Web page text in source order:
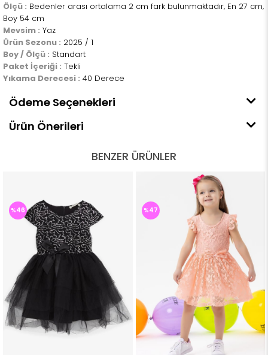
Ölçü : Bedenler arası ortalama 2 cm fark bulunmaktadır, En 27 cm,
Boy 54 cm
Mevsim : Yaz
Ürün Sezonu : 2025 / 1
Boy / Ölçü : Standart
Paket İçeriği : Tekli
Yıkama Derecesi : 40 Derece
Ödeme Seçenekleri
Ürün Önerileri
BENZER ÜRÜNLER
%47